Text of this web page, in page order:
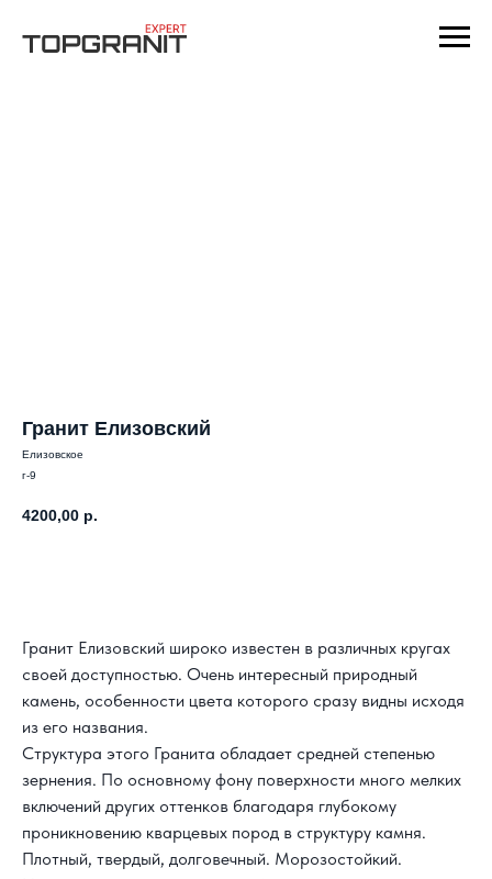
Гранит Елизовский
Елизовское
г-9
4200,00 р.
Гранит Елизовский широко известен в различных кругах
своей доступностью. Очень интересный природный
камень, особенности цвета которого сразу видны исходя
из его названия.
Структура этого Гранита обладает средней степенью
зернения. По основному фону поверхности много мелких
включений других оттенков благодаря глубокому
проникновению кварцевых пород в структуру камня.
Плотный, твердый, долговечный. Морозостойкий.